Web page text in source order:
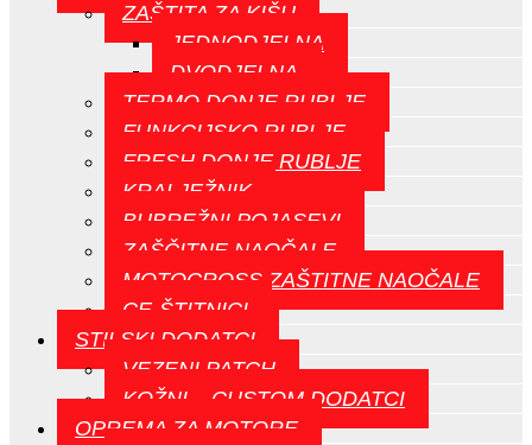
ZAŠTITA ZA KIŠU
JEDNODJELNA
DVODJELNA
TERMO DONJE RUBLJE
FUNKCIJSKO RUBLJE
FRESH DONJE RUBLJE
KRALJEŽNIK
BUBREŽNI POJASEVI
ZAŠČITNE NAOČALE
MOTOCROSS ZAŠTITNE NAOČALE
CE-ŠTITNICI
STILSKI DODATCI
VEZENI PATCH
KOŽNI – CUSTOM DODATCI
OPREMA ZA MOTORE